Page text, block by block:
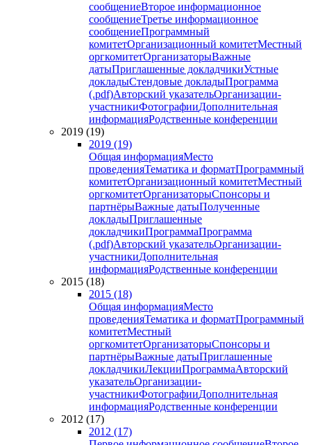
сообщениеВторое информационное
сообщениеТретье информационное
сообщениеПрограммный
комитетОрганизационный комитетМестный
оргкомитетОрганизаторыВажные
датыПриглашенные докладчикиУстные
докладыСтендовые докладыПрограмма
(.pdf)Авторский указательОрганизации-
участникиФотографииДополнительная
информацияРодственные конференции
2019 (19)
2019 (19)
Общая информацияМесто
проведенияТематика и форматПрограммный
комитетОрганизационный комитетМестный
оргкомитетОрганизаторыСпонсоры и
партнёрыВажные датыПолученные
докладыПриглашенные
докладчикиПрограммаПрограмма
(.pdf)Авторский указательОрганизации-
участникиДополнительная
информацияРодственные конференции
2015 (18)
2015 (18)
Общая информацияМесто
проведенияТематика и форматПрограммный
комитетМестный
оргкомитетОрганизаторыСпонсоры и
партнёрыВажные датыПриглашенные
докладчикиЛекцииПрограммаАвторский
указательОрганизации-
участникиФотографииДополнительная
информацияРодственные конференции
2012 (17)
2012 (17)